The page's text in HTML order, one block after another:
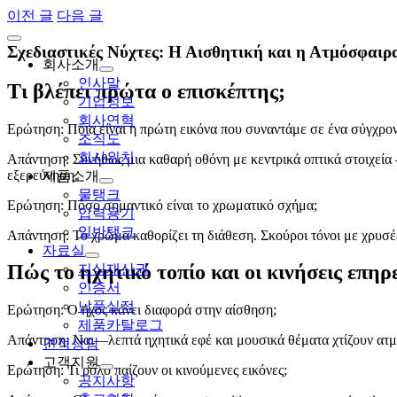
Skip
content
Toggle
Navigation회사소개
인사말
기업정보
회사연혁
조직도
회사위치
제품소개
물탱크
압력용기
일반탱크
자료실
지식재산권
인증서
납품실적
제품카탈로그
견적상담
고객지원
공지사항
이전 글 다음 글
Σχεδιαστικές Νύχτες: Η Αισθητική και η
Τι βλέπει πρώτα ο επισκέπτης;
Ερώτηση: Ποια είναι η πρώτη εικόνα που συναντάμε σε ένα
Απάντηση: Συνήθως μια καθαρή οθόνη με κεντρικά οπτικά
εξερεύνηση.
Ερώτηση: Πόσο σημαντικό είναι το χρωματικό σχήμα;
Απάντηση: Το χρώμα καθορίζει τη διάθεση. Σκούροι τόνοι με
Πώς το ηχητικό τοπίο και οι κινήσεις
Ερώτηση: Ο ήχος κάνει διαφορά στην αίσθηση;
Απάντηση: Ναι—λεπτά ηχητικά εφέ και μουσικά θέματα χτίζουν
Ερώτηση: Τι ρόλο παίζουν οι κινούμενες εικόνες;